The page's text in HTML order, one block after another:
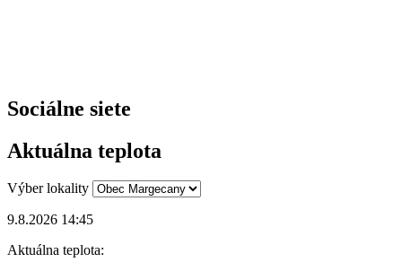
Sociálne siete
Aktuálna teplota
Výber lokality
9.8.2026 14:45
Aktuálna teplota: